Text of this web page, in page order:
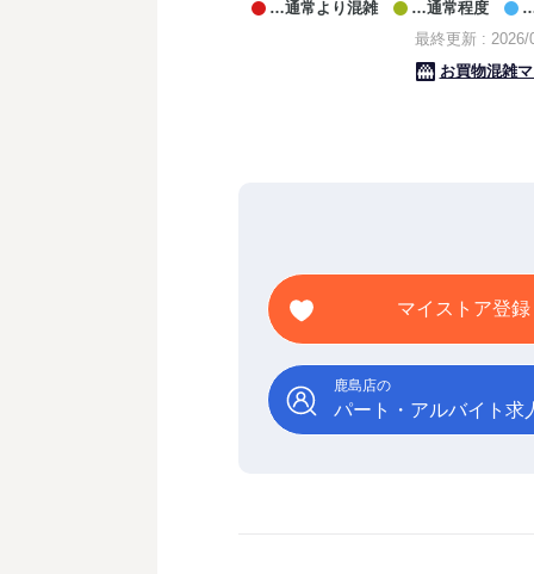
マイストア登録
鹿島店の
パート・アルバイト求